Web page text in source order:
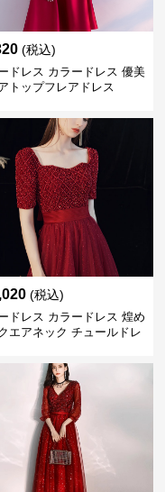
(税込)
ドレス カラードレス 優美
トップフレアドレス
(税込)
ドレス カラードレス 煌め
エアネック チュールドレ